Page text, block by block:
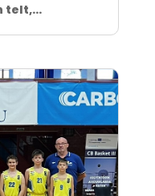
telt,...